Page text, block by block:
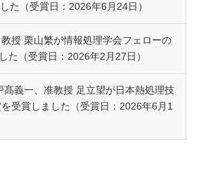
た（受賞日：2026年6月24日）
授 栗山繁が情報処理学会フェローの
た（受賞日：2026年2月27日）
髙義一、准教授 足立望が日本熱処理技
受賞しました（受賞日：2026年6月1